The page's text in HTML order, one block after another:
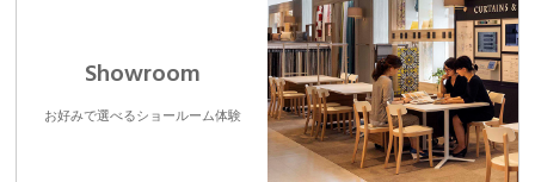
Showroom
お好みで選べるショールーム体験